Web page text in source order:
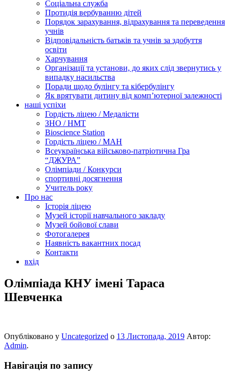
Соціальна служба
Протидія вербуванню дітей
Порядок зарахування, відрахування та переведення
учнів
Відповідальність батьків та учнів за здобуття
освіти
Харчування
Організації та установи, до яких слід звернутись у
випадку насильства
Поради щодо булінгу та кібербулінгу
Як врятувати дитину від комп’ютерної залежності
наші успіхи
Гордість ліцею / Медалісти
ЗНО / НМТ
Bioscience Station
Гордість ліцею / МАН
Всеукраїнська військово-патріотична Гра
“ДЖУРА”
Олімпіади / Конкурси
спортивні досягнення
Учитель року
Про нас
Історія ліцею
Музей історії навчального закладу
Музей бойової слави
Фотогалерея
Наявність вакантних посад
Контакти
вхід
Олімпіада КНУ імені Тараса
Шевченка
Опубліковано у Uncategorized о 13 Листопада, 2019 Автор:
Admin.
Навігація по запису